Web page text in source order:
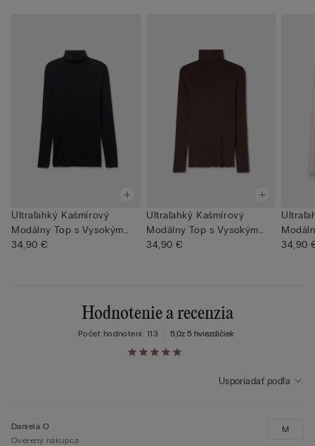
Ultraľahký Kašmírový
Modálny Top s Vysokým
Goliero...
34,90 €
Ultraľahký Kašmírový
Modálny Top s Vysokým
Goliero...
34,90 € 34,90
Hodnotenie a recenzia
5,0z 5 hviezdičiek
Počet hodnotení: 113
Usporiadať podľa
Daniela O
Overený nákupca
M